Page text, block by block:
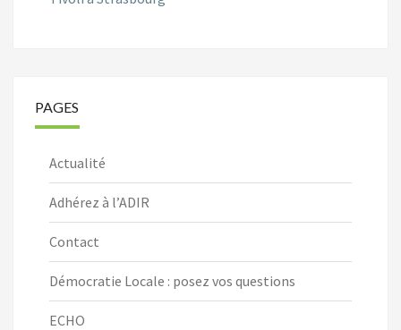
PAGES
Actualité
Adhérez à l’ADIR
Contact
Démocratie Locale : posez vos questions
ECHO